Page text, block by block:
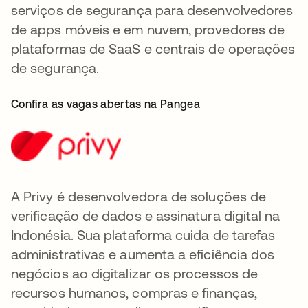
serviços de segurança para desenvolvedores
de apps móveis e em nuvem, provedores de
plataformas de SaaS e centrais de operações
de segurança.
Confira as vagas abertas na Pangea
A Privy é desenvolvedora de soluções de
verificação de dados e assinatura digital na
Indonésia. Sua plataforma cuida de tarefas
administrativas e aumenta a eficiência dos
negócios ao digitalizar os processos de
recursos humanos, compras e finanças,